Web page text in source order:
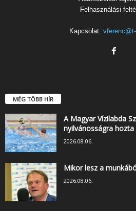
Felhasználási
Kapcsolat:
MÉG TÖBB HÍR
A Magyar Vízilabda
nyilvánosságra
2026.08.06.
Mikor lesz a
2026.08.06.